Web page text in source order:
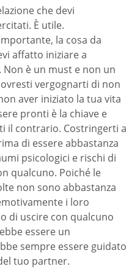
che devi
È utile.
la cosa da
affatto iniziare a
è un must e non un
vergognarti di non
aver iniziato la tua vita
pronti è la chiave e
il contrario. Costringerti a
di essere abbastanza
psicologici e rischi di
qualcuno. Poiché le
non sono abbastanza
i loro
di uscire con qualcuno
essere un
sempre essere guidato
tuo partner.